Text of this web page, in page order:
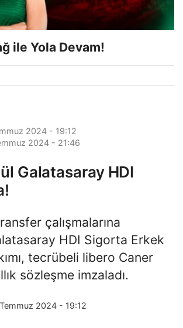
ile Yola Devam!
2024 - 19:12
2024 - 21:46
Galatasaray HDI
çalışmalarına
HDI Sigorta Erkek
tecrübeli libero Caner
sözleşme imzaladı.
2024 - 19:12